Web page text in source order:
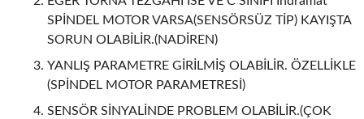
SPİNDEL MOTOR VARSA(SENSÖRSÜZ TİP) KAYIŞTA
SORUN OLABİLİR.(NADİREN)
YANLIŞ PARAMETRE GİRİLMİŞ OLABİLİR. ÖZELLİKLE
(SPİNDEL MOTOR PARAMETRESİ)
SENSÖR SİNYALİNDE PROBLEM OLABİLİR.(ÇOK